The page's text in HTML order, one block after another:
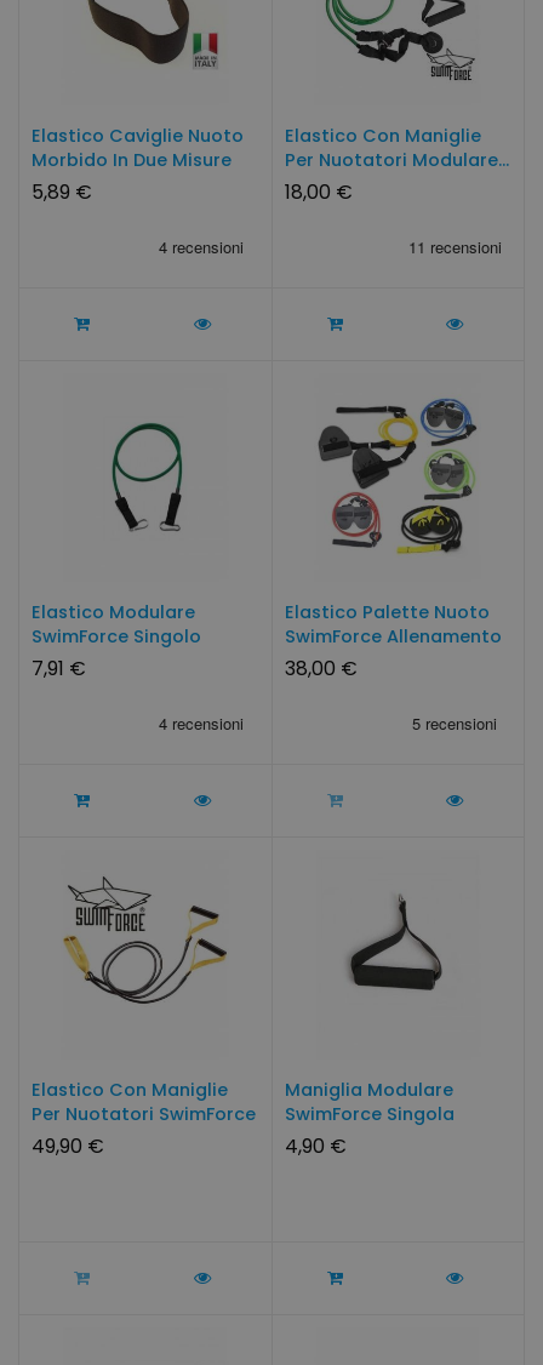
Elastico Caviglie Nuoto
Morbido In Due Misure
5,89 €
Elastico Con Maniglie
Per Nuotatori Modulare...
18,00 €
Elastico Modulare
SwimForce Singolo
7,91 €
Elastico Palette Nuoto
SwimForce Allenamento
A...
38,00 €
Elastico Con Maniglie
Per Nuotatori SwimForce
49,90 €
Maniglia Modulare
SwimForce Singola
4,90 €